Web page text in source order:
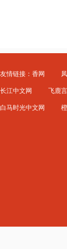
友情链接： 香网
长江中文网 飞鹿
白马时光中文网